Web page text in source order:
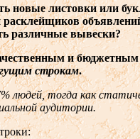
новые листовки или
расклейщиков
различные вывески?
и бюджетным
строкам.
людей, тогда как
аудитории.